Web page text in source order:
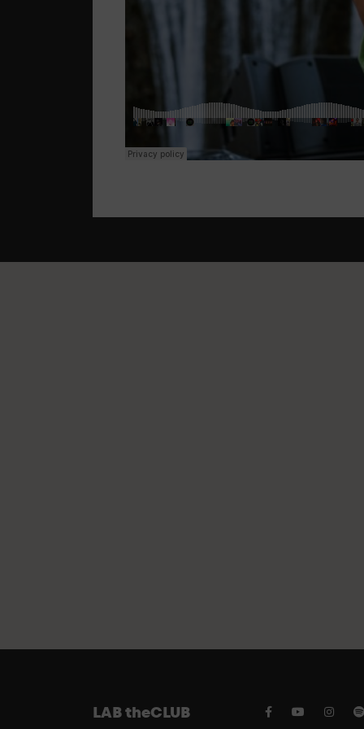
LAB theCLUB